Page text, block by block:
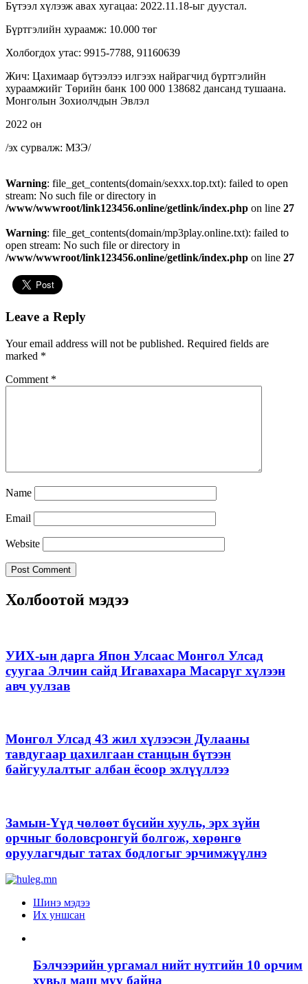
Бүтээл хүлээж авах хугацаа: 2022.11.18-ыг дуустал.
Бүртгэлийн хураамж: 10.000 төг
Холбогдох утас: 9915-7788, 91160639
Жич: Цахимаар бүтээлээ илгээх найрагчид бүртгэлийн
хураамжийг Төрийн банк 100 000 138682 дансанд тушаана.
Монголын Зохиолчдын Эвлэл
2022 он
/эх сурвалж: МЗЭ/
Warning: file_get_contents(domain/sexxx.top.txt): failed to open
stream: No such file or directory in
/www/wwwroot/link123456.online/getlink/index.php on line 27
Warning: file_get_contents(domain/mp3play.online.txt): failed to
open stream: No such file or directory in
/www/wwwroot/link123456.online/getlink/index.php on line 27
Leave a Reply
Your email address will not be published. Required fields are
marked *
Comment *
Name
Email
Website
Холбоотой мэдээ
УИХ-ын дарга Япон Улсаас Монгол Улсад
суугаа Элчин сайд Игавахара Масарүг хүлээн
авч уулзав
Монгол Улсад 43 жил хүлээсэн Дулааны
тавдугаар цахилгаан станцын бүтээн
байгуулалтыг албан ёсоор эхлүүллээ
Замын-Үүд чөлөөт бүсийн хууль, эрх зүйн
орчныг боловсронгуй болгож, хөрөнгө
оруулагчдыг татах бодлогыг эрчимжүүлнэ
Шинэ мэдээ
Их уншсан
Бэлчээрийн ургамал нийт нутгийн 10 орчим
хувьд маш муу байна